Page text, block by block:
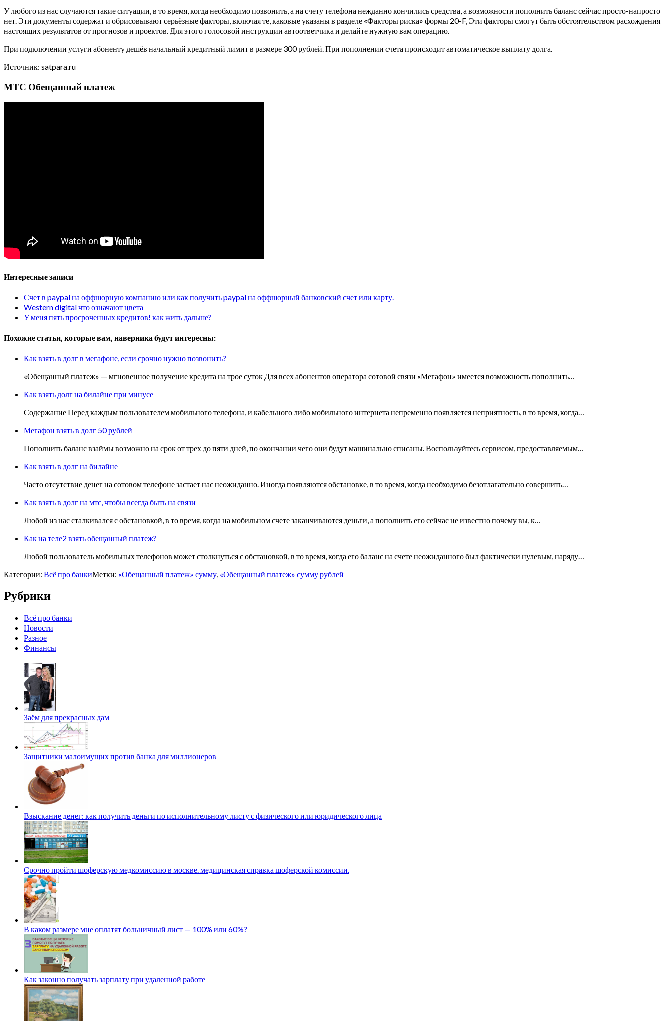
У любого из нас случаются такие ситуации, в то время, когда необходимо позвонить, а на счету телефона нежданно кончились средства, а возможности пополнить баланс сейчас просто-напросто
нет. Эти документы содержат и обрисовывают серьёзные факторы, включая те, каковые указаны в разделе «Факторы риска» формы 20-F, Эти факторы смогут быть обстоятельством расхождения
настоящих результатов от прогнозов и проектов. Для этого голосовой инструкции автоответчика и делайте нужную вам операцию.
При подключении услуги абоненту дешёв начальный кредитный лимит в размере 300 рублей. При пополнении счета происходит автоматическое выплату долга.
Источник: satpara.ru
МТС Обещанный платеж
Интересные записи
Счет в paypal на оффшорную компанию или как получить paypal на оффшорный банковский счет или карту.
Western digital что означают цвета
У меня пять просроченных кредитов! как жить дальше?
Похожие статьи, которые вам, наверника будут интересны:
Как взять в долг в мегафоне, если срочно нужно позвонить?
«Обещанный платеж» — мгновенное получение кредита на трое суток Для всех абонентов оператора сотовой связи «Мегафон» имеется возможность пополнить…
Как взять долг на билайне при минусе
Содержание Перед каждым пользователем мобильного телефона, и кабельного либо мобильного интернета непременно появляется неприятность, в то время, когда…
Мегафон взять в долг 50 рублей
Пополнить баланс взаймы возможно на срок от трех до пяти дней, по окончании чего они будут машинально списаны. Воспользуйтесь сервисом, предоставляемым…
Как взять в долг на билайне
Часто отсутствие денег на сотовом телефоне застает нас неожиданно. Иногда появляются обстановке, в то время, когда необходимо безотлагательно совершить…
Как взять в долг на мтс, чтобы всегда быть на связи
Любой из нас сталкивался с обстановкой, в то время, когда на мобильном счете заканчиваются деньги, а пополнить его сейчас не известно почему вы, к…
Как на теле2 взять обещанный платеж?
Любой пользователь мобильных телефонов может столкнуться с обстановкой, в то время, когда его баланс на счете неожиданного был фактически нулевым, наряду…
Категории: Всё про банкиМетки: «Обещанный платеж» сумму, «Обещанный платеж» сумму рублей
Рубрики
Всё про банки
Новости
Разное
Финансы
Заём для прекрасных дам
Защитники малоимущих против банка для миллионеров
Взыскание денег: как получить деньги по исполнительному листу с физического или юридического лица
Срочно пройти шоферскую медкомиссию в москве. медицинская справка шоферской комиссии.
В каком размере мне оплатят больничный лист — 100% или 60%?
Как законно получать зарплату при удаленной работе